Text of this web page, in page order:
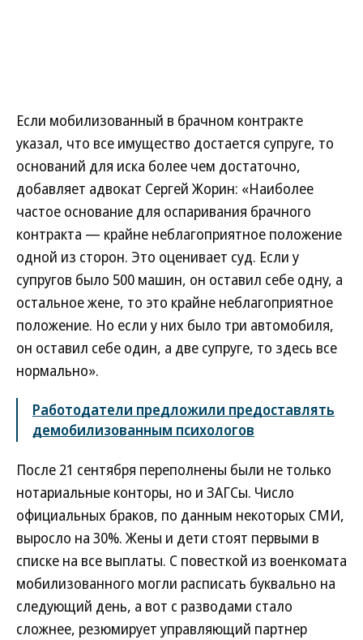
Если мобилизованный в брачном контракте
указал, что все имущество достается супруге, то
оснований для иска более чем достаточно,
добавляет адвокат Сергей Жорин: «Наиболее
частое основание для оспаривания брачного
контракта — крайне неблагоприятное положение
одной из сторон. Это оценивает суд. Если у
супругов было 500 машин, он оставил себе одну, а
остальное жене, то это крайне неблагоприятное
положение. Но если у них было три автомобиля,
он оставил себе один, а две супруге, то здесь все
нормально».
Работодатели предложили предоставлять
демобилизованным психологов
После 21 сентября переполнены были не только
нотариальные конторы, но и ЗАГСы. Число
официальных браков, по данным некоторых СМИ,
выросло на 30%. Жены и дети стоят первыми в
списке на все выплаты. С повесткой из военкомата
мобилизованного могли расписать буквально на
следующий день, а вот с разводами стало
сложнее, резюмирует управляющий партнер